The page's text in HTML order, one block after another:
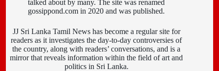
talked about by many. The site was renamed
gossippond.com in 2020 and was published.
JJ Sri Lanka Tamil News has become a regular site for
readers as it investigates the day-to-day controversies of
the country, along with readers’ conversations, and is a
mirror that reveals information within the field of art and
politics in Sri Lanka.